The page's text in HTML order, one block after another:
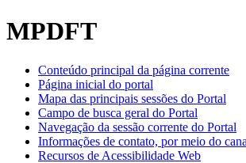
MPDFT
Conteúdo principal da página corrente
Página inicial do portal
Mapa das principais sessões do Portal
Campo de busca geral do Portal
Navegação da sessão corrente do Portal
Informações de contato, por meio do
Recursos de Acessibilidade Web